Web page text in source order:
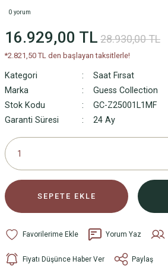
0 yorum
16.929,00 TL 28.930,00 TL
*2.821,50 TL den başlayan taksitlerle!
Kategori
Saat Fırsat
Marka
Guess Collection
Stok Kodu
GC-Z25001L1MF
Garanti Süresi
24 Ay
SEPETE EKLE
Yorum Yaz
Fiyatı Düşünce Haber Ver Paylaş